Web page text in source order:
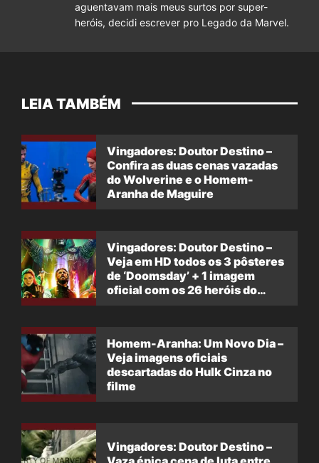
aguentavam mais meus surtos por super-
heróis, decidi escrever pro Legado da Marvel.
LEIA TAMBÉM
Vingadores: Doutor Destino –
Confira as duas cenas vazadas
do Wolverine e o Homem-
Aranha de Maguire
Vingadores: Doutor Destino –
Veja em HD todos os 3 pôsteres
de ‘Doomsday’ + 1 imagem
oficial com os 26 heróis do
Homem-Aranha: Um Novo Dia –
Veja imagens oficiais
descartadas do Hulk Cinza no
filme
Vingadores: Doutor Destino –